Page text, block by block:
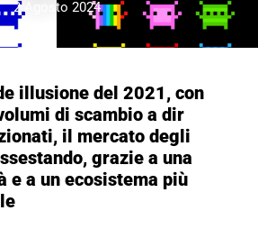
2 Agosto 2024
illusione del 2021, con
di scambio a dir
il mercato degli
grazie a una
e a un ecosistema più